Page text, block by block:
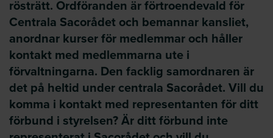
rösträtt. Ordföranden är förtroendevald för
Centrala Sacorådet och bemannar kansliet,
anordnar kurser för medlemmar och håller
kontakt med medlemmarna ute i
förvaltningarna. Den facklig samordnaren är
det på heltid under centrala Sacorådet. Vill du
komma i kontakt med representanten för ditt
förbund i styrelsen? Är ditt förbund inte